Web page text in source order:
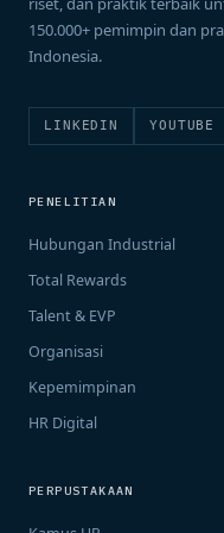
150.000+ pemimpin dan
Indonesia.
LINKEDIN YOUTUBE
PENELITIAN
Hubungan Industrial
Total Rewards
Talent & EVP
Organisasi
Kepemimpinan
HR Digital
PERPUSTAKAAN